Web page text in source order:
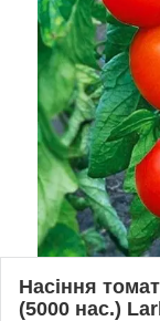
Насіння
(5000 нас.)